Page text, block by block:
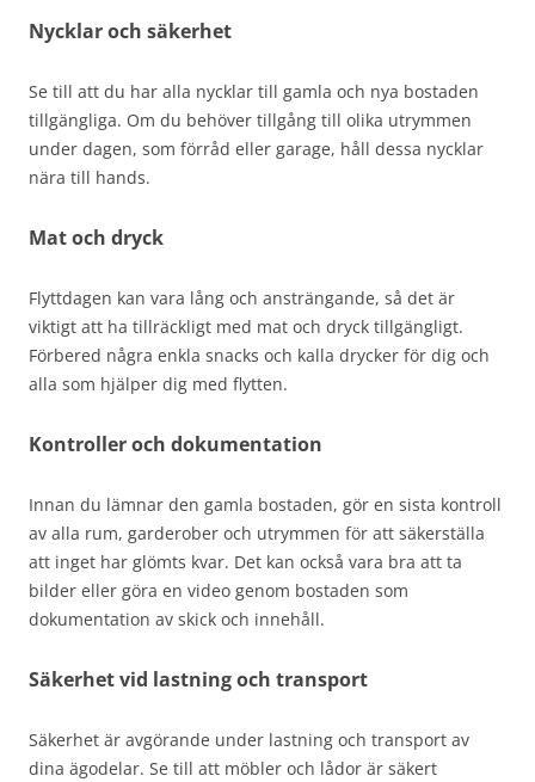
Nycklar och säkerhet
Se till att du har alla nycklar till gamla och nya bostaden
tillgängliga. Om du behöver tillgång till olika utrymmen
under dagen, som förråd eller garage, håll dessa nycklar
nära till hands.
Mat och dryck
Flyttdagen kan vara lång och ansträngande, så det är
viktigt att ha tillräckligt med mat och dryck tillgängligt.
Förbered några enkla snacks och kalla drycker för dig och
alla som hjälper dig med flytten.
Kontroller och dokumentation
Innan du lämnar den gamla bostaden, gör en sista kontroll
av alla rum, garderober och utrymmen för att säkerställa
att inget har glömts kvar. Det kan också vara bra att ta
bilder eller göra en video genom bostaden som
dokumentation av skick och innehåll.
Säkerhet vid lastning och transport
Säkerhet är avgörande under lastning och transport av
dina ägodelar. Se till att möbler och lådor är säkert